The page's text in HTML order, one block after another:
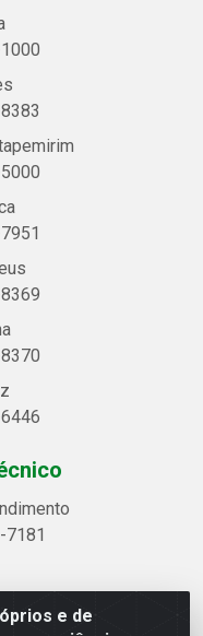
e de
7181
Alegre, 2521 -